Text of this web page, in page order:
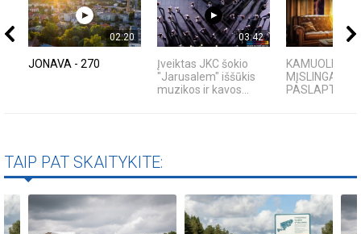
02:20
JONAVA - 270
03:42
Įveiktas JKC šokio
"Jarusalem" iššūkis
muzikos ir kavos...
KAMUOLINIS
MĮSLINGA
PASLAPTIS
TAIP PAT SKAITYKITE: